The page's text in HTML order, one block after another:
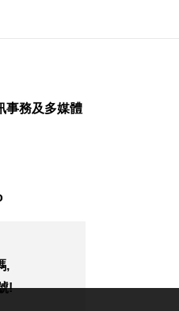
動助學
族歧視
碼 賭場
事務及多媒體
,
!